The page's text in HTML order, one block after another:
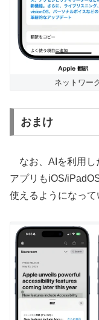
ネットワー
おまけ
なお、AIを利用し
アプリもiOS/
使えるようになって